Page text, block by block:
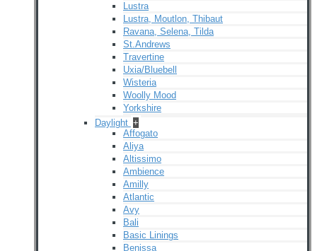
Lustra
Lustra, Moutlon, Thibaut
Ravana, Selena, Tilda
St.Andrews
Travertine
Uxia/Bluebell
Wisteria
Woolly Mood
Yorkshire
Daylight +
Affogato
Aliya
Altissimo
Ambience
Amilly
Atlantic
Avy
Bali
Basic Linings
Benissa